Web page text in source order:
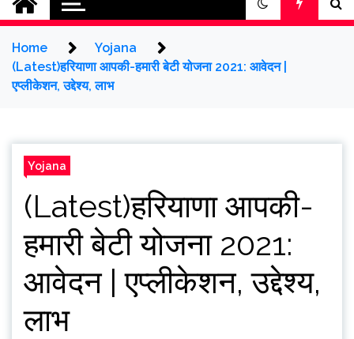
Home
Yojana
(Latest)हरियाणा आपकी-हमारी बेटी योजना 2021: आवेदन |
एप्लीकेशन, उद्देश्य, लाभ
Yojana
(Latest)हरियाणा आपकी-
हमारी बेटी योजना 2021:
आवेदन | एप्लीकेशन, उद्देश्य,
लाभ